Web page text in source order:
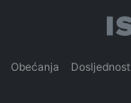
Obećanja Dosljednost